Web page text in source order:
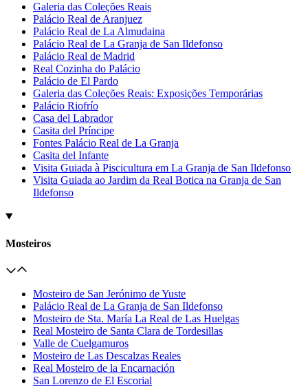
Galeria das Coleções Reais
Palácio Real de Aranjuez
Palácio Real de La Almudaina
Palácio Real de La Granja de San Ildefonso
Palácio Real de Madrid
Real Cozinha do Palácio
Palácio de El Pardo
Galeria das Coleções Reais: Exposições Temporárias
Palácio Riofrío
Casa del Labrador
Casita del Príncipe
Fontes Palácio Real de La Granja
Casita del Infante
Visita Guiada à Piscicultura em La Granja de San Ildefonso
Visita Guiada ao Jardim da Real Botica na Granja de San
Ildefonso
Mosteiros
Mosteiro de San Jerónimo de Yuste
Palácio Real de La Granja de San Ildefonso
Mosteiro de Sta. María La Real de Las Huelgas
Real Mosteiro de Santa Clara de Tordesillas
Valle de Cuelgamuros
Mosteiro de Las Descalzas Reales
Real Mosteiro de la Encarnación
San Lorenzo de El Escorial